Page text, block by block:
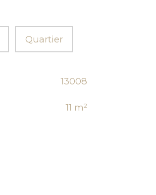
Quartier
13008
11 m²